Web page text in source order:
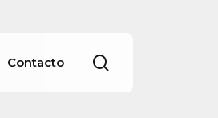
Contacto